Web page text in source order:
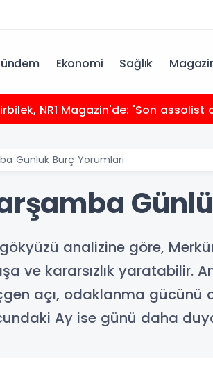
Ekonomi Sağlık
NR1 Magazin'de: 'Son
Günlük Burç Yorumları
analizine göre,
ve kararsızlık yaratabilir.
açı, odaklanma gücünü
Ay ise günü daha